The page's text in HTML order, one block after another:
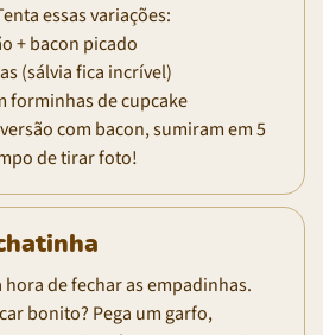
essas variações:
+ bacon picado
(sálvia fica incrível)
forminhas de cupcake
com bacon, sumiram em 5
de tirar foto!
de fechar as empadinhas.
bonito? Pega um garfo,